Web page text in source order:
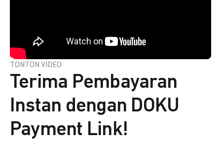
TONTON VIDEO
Terima Pembayaran
Instan dengan DOKU
Payment Link!